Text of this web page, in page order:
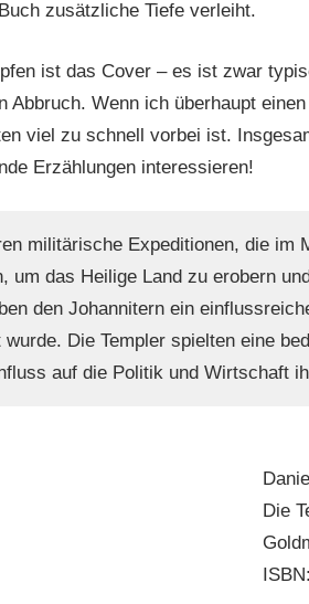
zusätzliche Tiefe verleiht.
ist das Cover – es ist zwar
Abbruch. Wenn ich überhaupt
viel zu schnell vorbei ist.
Erzählungen interessieren!
militärische Expeditionen, die im
um das Heilige Land zu erobern
den Johannitern ein
Die Templer spielten eine
auf die Politik und Wirtschaft
Die